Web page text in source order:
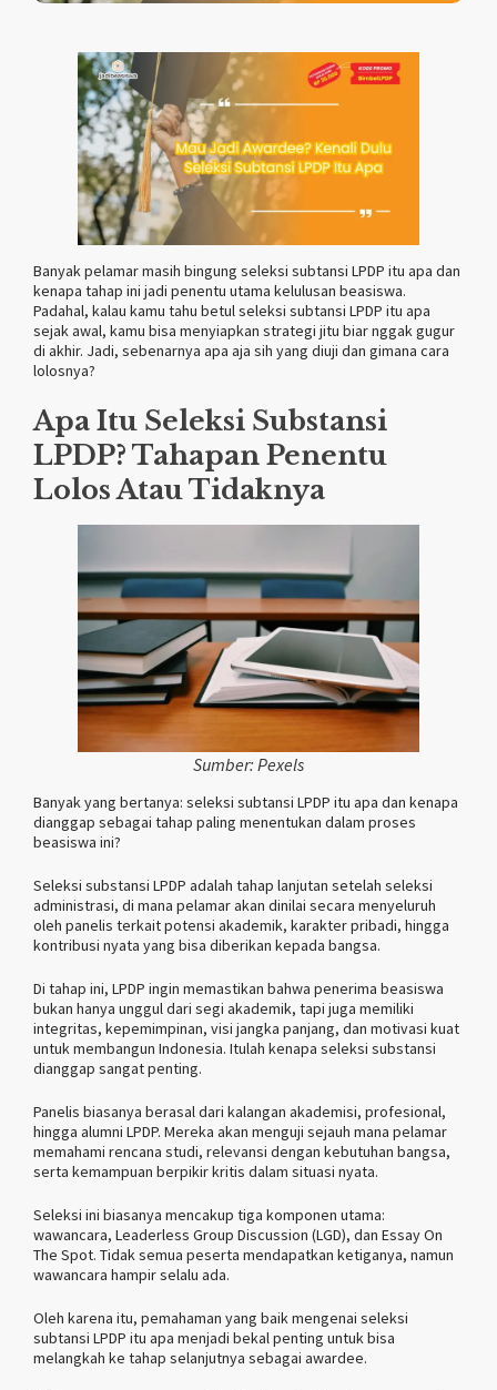
Banyak pelamar masih bingung seleksi subtansi LPDP itu apa dan
kenapa tahap ini jadi penentu utama kelulusan beasiswa.
Padahal, kalau kamu tahu betul seleksi subtansi LPDP itu apa
sejak awal, kamu bisa menyiapkan strategi jitu biar nggak gugur
di akhir. Jadi, sebenarnya apa aja sih yang diuji dan gimana cara
lolosnya?
Apa Itu Seleksi Substansi
LPDP? Tahapan Penentu
Lolos Atau Tidaknya
Sumber: Pexels
Banyak yang bertanya: seleksi subtansi LPDP itu apa dan kenapa
dianggap sebagai tahap paling menentukan dalam proses
beasiswa ini?
Seleksi substansi LPDP adalah tahap lanjutan setelah seleksi
administrasi, di mana pelamar akan dinilai secara menyeluruh
oleh panelis terkait potensi akademik, karakter pribadi, hingga
kontribusi nyata yang bisa diberikan kepada bangsa.
Di tahap ini, LPDP ingin memastikan bahwa penerima beasiswa
bukan hanya unggul dari segi akademik, tapi juga memiliki
integritas, kepemimpinan, visi jangka panjang, dan motivasi kuat
untuk membangun Indonesia. Itulah kenapa seleksi substansi
dianggap sangat penting.
Panelis biasanya berasal dari kalangan akademisi, profesional,
hingga alumni LPDP. Mereka akan menguji sejauh mana pelamar
memahami rencana studi, relevansi dengan kebutuhan bangsa,
serta kemampuan berpikir kritis dalam situasi nyata.
Seleksi ini biasanya mencakup tiga komponen utama:
wawancara, Leaderless Group Discussion (LGD), dan Essay On
The Spot. Tidak semua peserta mendapatkan ketiganya, namun
wawancara hampir selalu ada.
Oleh karena itu, pemahaman yang baik mengenai seleksi
subtansi LPDP itu apa menjadi bekal penting untuk bisa
melangkah ke tahap selanjutnya sebagai awardee.